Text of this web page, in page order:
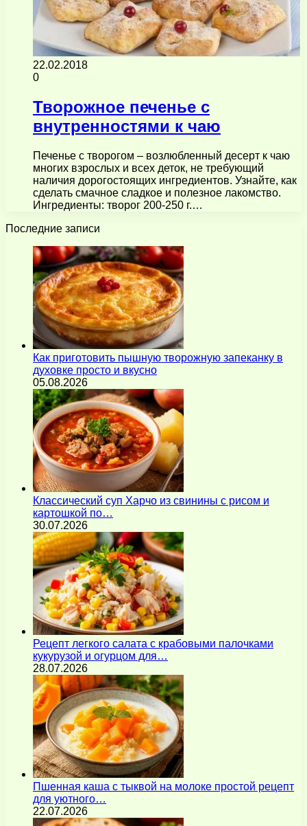
22.02.2018
0
Творожное печенье с
внутренностями к чаю
Печенье с творогом – возлюбленный десерт к чаю
многих взрослых и всех деток, не требующий
наличия дорогостоящих ингредиентов. Узнайте, как
сделать смачное сладкое и полезное лакомство.
Ингредиенты: творог 200-250 г.…
Последние записи
Как приготовить пышную творожную запеканку в
духовке просто и вкусно
05.08.2026
Классический суп Харчо из свинины с рисом и
картошкой по…
30.07.2026
Рецепт легкого салата с крабовыми палочками
кукурузой и огурцом для…
28.07.2026
Пшенная каша с тыквой на молоке простой рецепт
для уютного…
22.07.2026